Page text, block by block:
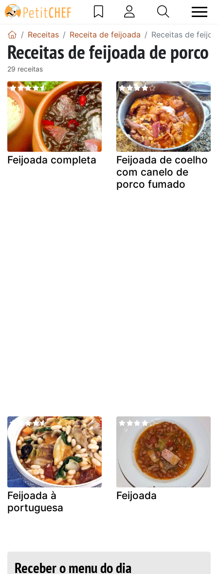
Receitas Receita de feijoada Receitas de
Receitas de feijoada de porco
29 receitas
Feijoada completa
Feijoada de coelho
com canelo de
porco fumado
Feijoada à
portuguesa
Feijoada
Receber o menu do dia